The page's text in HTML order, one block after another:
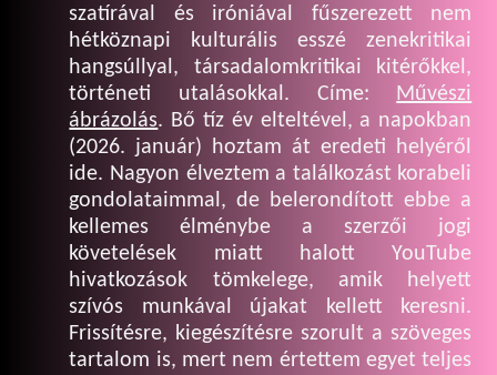
szatírával és iróniával fűszerezett nem
hétköznapi kulturális esszé zenekritikai
hangsúllyal, társadalomkritikai kitérőkkel,
történeti utalásokkal. Címe: Művészi
ábrázolás. Bő tíz év elteltével, a napokban
(2026. január) hoztam át eredeti helyéről
ide. Nagyon élveztem a találkozást korabeli
gondolataimmal, de belerondított ebbe a
kellemes élménybe a szerzői jogi
követelések miatt halott YouTube
hivatkozások tömkelege, amik helyett
szívós munkával újakat kellett keresni.
Frissítésre, kiegészítésre szorult a szöveges
tartalom is, mert nem értettem egyet teljes